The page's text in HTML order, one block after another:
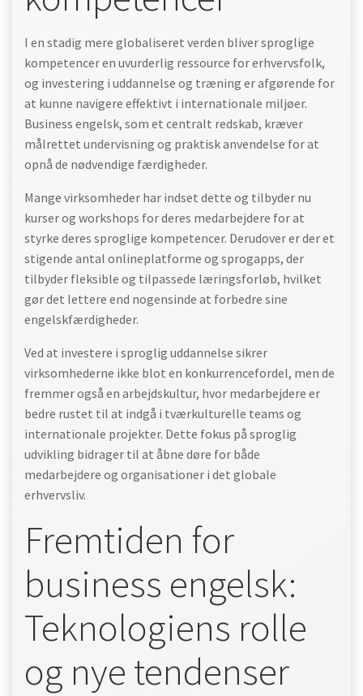
I en stadig mere globaliseret verden bliver sproglige
kompetencer en uvurderlig ressource for erhvervsfolk,
og investering i uddannelse og træning er afgørende for
at kunne navigere effektivt i internationale miljøer.
Business engelsk, som et centralt redskab, kræver
målrettet undervisning og praktisk anvendelse for at
opnå de nødvendige færdigheder.
Mange virksomheder har indset dette og tilbyder nu
kurser og workshops for deres medarbejdere for at
styrke deres sproglige kompetencer. Derudover er der et
stigende antal onlineplatforme og sprogapps, der
tilbyder fleksible og tilpassede læringsforløb, hvilket
gør det lettere end nogensinde at forbedre sine
engelskfærdigheder.
Ved at investere i sproglig uddannelse sikrer
virksomhederne ikke blot en konkurrencefordel, men de
fremmer også en arbejdskultur, hvor medarbejdere er
bedre rustet til at indgå i tværkulturelle teams og
internationale projekter. Dette fokus på sproglig
udvikling bidrager til at åbne døre for både
medarbejdere og organisationer i det globale
erhvervsliv.
Fremtiden for
business engelsk:
Teknologiens rolle
og nye tendenser